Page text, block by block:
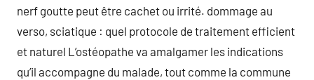
nerf goutte peut être cachet ou irrité. dommage au
verso, sciatique : quel protocole de traitement efficient
et naturel L’ostéopathe va amalgamer les indications
qu’il accompagne du malade, tout comme la commune